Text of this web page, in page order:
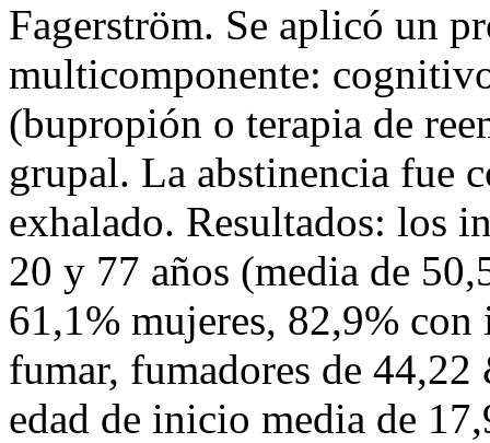
Fagerström. Se aplicó un
multicomponente:
(bupropión o terapia de
grupal. La abstinencia fue
exhalado. Resultados: los
20 y 77 años (media de
61,1% mujeres, 82,9%
fumar, fumadores de
edad de inicio media de